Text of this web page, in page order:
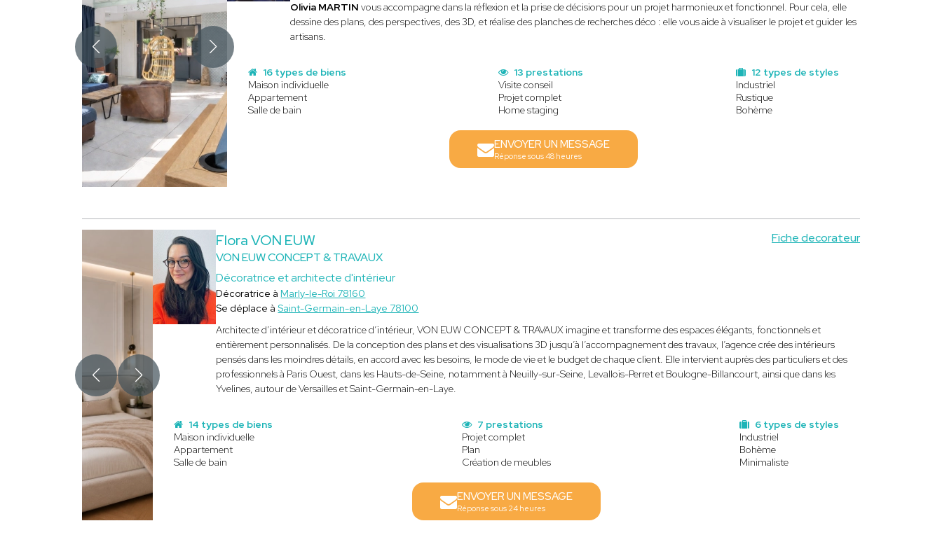
Olivia MARTIN vous accompagne dans la réflexion et la prise de décisions pour un projet harmonieux et fonctionnel. Pour cela, elle
dessine des plans, des perspectives, des 3D, et réalise des planches de recherches déco : elle vous aide à visualiser le projet et guider les
artisans.
16 types de biens
Maison individuelle
Appartement
Salle de bain
12 types de styles
Industriel
Rustique
Bohème
13 prestations
Visite conseil
Projet complet
Home staging
ENVOYER UN MESSAGE
Réponse sous 48 heures
Flora VON EUW
VON EUW CONCEPT & TRAVAUX
Décoratrice et architecte d'intérieur
Fiche decorateur
Décoratrice à Marly-le-Roi 78160
Se déplace àSaint-Germain-en-Laye 78100
Architecte d’intérieur et décoratrice d’intérieur, VON EUW CONCEPT & TRAVAUX imagine et transforme des espaces élégants, fonctionnels et
entièrement personnalisés. De la conception des plans et des visualisations 3D jusqu’à l’accompagnement des travaux, l’agence crée des intérieurs
pensés dans les moindres détails, en accord avec les besoins, le mode de vie et le budget de chaque client. Elle intervient auprès des particuliers et des
professionnels à Paris Ouest, dans les Hauts-de-Seine, notamment à Neuilly-sur-Seine, Levallois-Perret et Boulogne-Billancourt, ainsi que dans les
Yvelines, autour de Versailles et Saint-Germain-en-Laye.
14 types de biens
Maison individuelle
Appartement
Salle de bain
6 types de styles
Industriel
Bohème
Minimaliste
7 prestations
Projet complet
Plan
Création de meubles
ENVOYER UN MESSAGE
Réponse sous 24 heures